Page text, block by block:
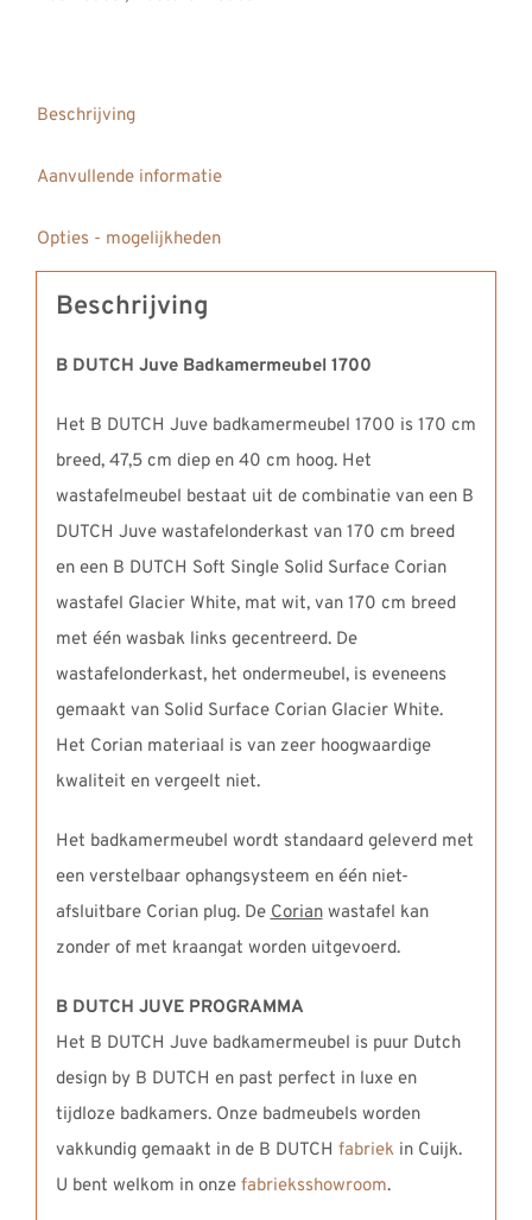
Beschrijving
Aanvullende informatie
Opties - mogelijkheden
Beschrijving
B DUTCH Juve Badkamermeubel 1700
Het B DUTCH Juve badkamermeubel 1700 is 170 cm
breed, 47,5 cm diep en 40 cm hoog. Het
wastafelmeubel bestaat uit de combinatie van een B
DUTCH Juve wastafelonderkast van 170 cm breed
en een B DUTCH Soft Single Solid Surface Corian
wastafel Glacier White, mat wit, van 170 cm breed
met één wasbak links gecentreerd. De
wastafelonderkast, het ondermeubel, is eveneens
gemaakt van Solid Surface Corian Glacier White.
Het Corian materiaal is van zeer hoogwaardige
kwaliteit en vergeelt niet.
Het badkamermeubel wordt standaard geleverd met
een verstelbaar ophangsysteem en één niet-
afsluitbare Corian plug. De Corianwastafel kan
zonder of met kraangat worden uitgevoerd.
B DUTCH JUVE PROGRAMMA
Het B DUTCH Juve badkamermeubel is puur Dutch
design by B DUTCH en past perfect in luxe en
tijdloze badkamers. Onze badmeubels worden
vakkundig gemaakt in de B DUTCH fabriekin Cuijk.
U bent welkom in onze fabrieksshowroom.